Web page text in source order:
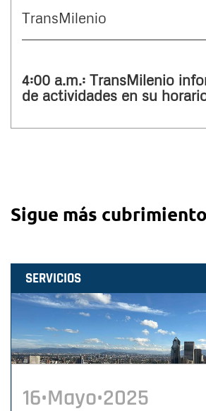
TransMilenio
4:00 a.m.: TransMilenio
de actividades en su
Sigue más
SERVICIOS
16•Mayo•2025